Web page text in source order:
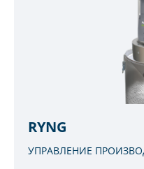
RYNG
УПРАВЛЕНИЕ